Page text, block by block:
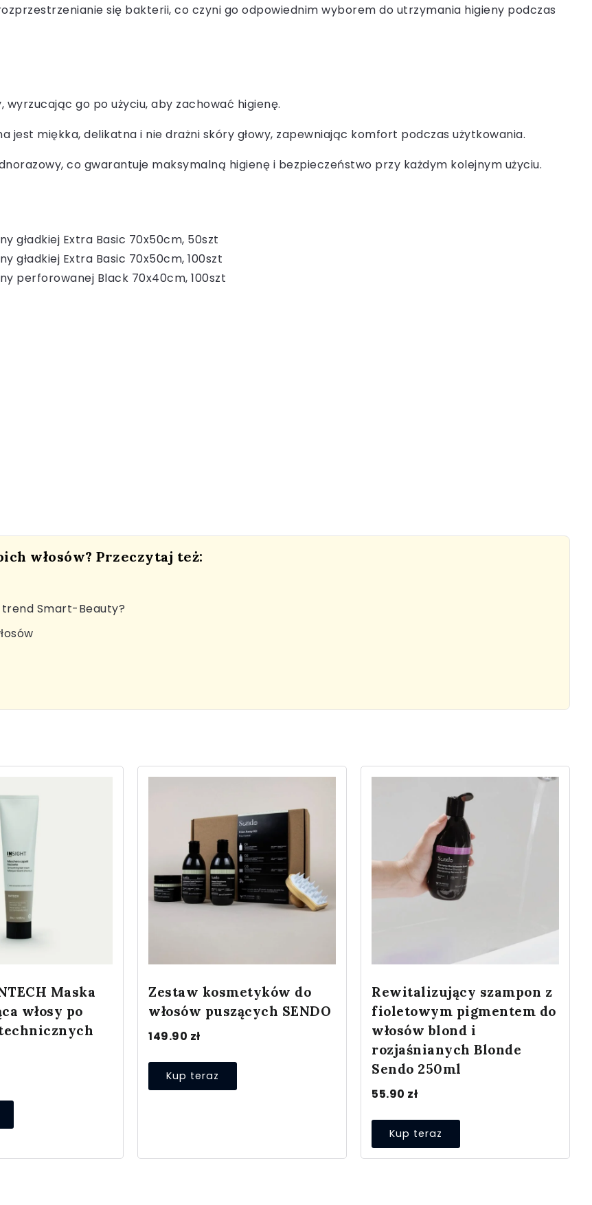
się bakterii, co czyni go odpowiednim wyborem do utrzymania higieny podczas
wyrzucając go po użyciu, aby zachować higienę.
jest miękka, delikatna i nie drażni skóry głowy, zapewniając komfort podczas użytkowania.
co gwarantuje maksymalną higienę i bezpieczeństwo przy każdym kolejnym użyciu.
gładkiej Extra Basic 70x50cm, 50szt
gładkiej Extra Basic 70x50cm, 100szt
perforowanej Black 70x40cm, 100szt
włosów? Przeczytaj też:
trend Smart-Beauty?
Maska
włosy po
Zestaw kosmetyków do
włosów puszących SENDO
149.90 zł
Kup teraz
Rewitalizujący szampon z
fioletowym pigmentem do
włosów blond i
rozjaśnianych Blonde
Sendo 250ml
55.90 zł
Kup teraz